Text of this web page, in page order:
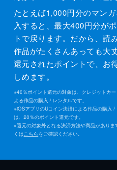
たとえば1,000円分のマン
入すると、最大400円分が
トで戻ります。だから、読
作品がたくさんあっても大丈
還元されたポイントで、お
しめます。
※40％ポイント還元の対象は、クレジットカー
よる作品の購入 / レンタルです。
※iOSアプリのUコイン決済による作品の購入 /
は、20％のポイント還元です。
※還元の対象外となる決済方法や商品がありま
くは こちらをご確認ください。